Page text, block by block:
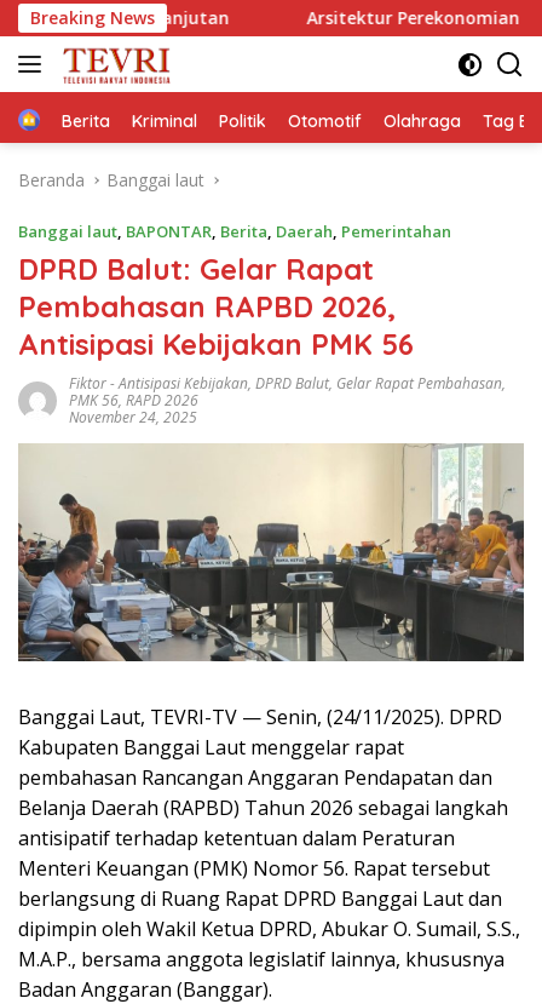
Langsung
ke
konten
Breaking NewsArsitektur Perekonomian Abad ke-21,
HomeBerita Kriminal Politik Otomotif Olahraga Tag
Beranda Banggai laut
Banggai laut, BAPONTAR, Berita, Daerah, Pemerintahan
DPRD Balut: Gelar Rapat
Pembahasan RAPBD 2026,
Antisipasi Kebijakan PMK 56
Fiktor-Antisipasi Kebijakan, DPRD Balut, Gelar Rapat Pembahasan,
PMK 56, RAPD 2026
November 24, 2025
Banggai Laut, TEVRI-TV — Senin, (24/11/2025). DPRD
Kabupaten Banggai Laut menggelar rapat
pembahasan Rancangan Anggaran Pendapatan dan
Belanja Daerah (RAPBD) Tahun 2026 sebagai langkah
antisipatif terhadap ketentuan dalam Peraturan
Menteri Keuangan (PMK) Nomor 56. Rapat tersebut
berlangsung di Ruang Rapat DPRD Banggai Laut dan
dipimpin oleh Wakil Ketua DPRD, Abukar O. Sumail, S.S.,
M.A.P., bersama anggota legislatif lainnya, khususnya
Badan Anggaran (Banggar).